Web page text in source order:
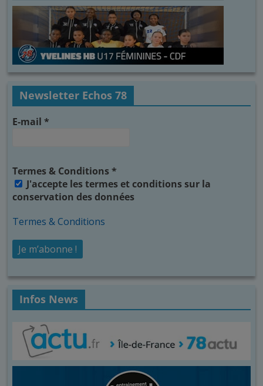
Newsletter Echos 78
E-mail*
Termes & Conditions*
J'accepte les termes et conditions sur la
conservation des données
Termes & Conditions
Infos News